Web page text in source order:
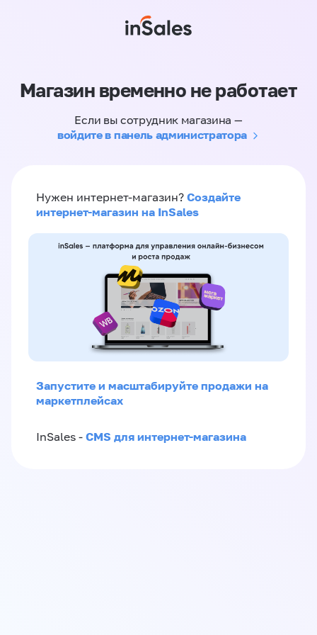
Магазин временно не работает
Если вы сотрудник магазина —
войдите в панель администратора
Нужен интернет-магазин? Создайте
интернет-магазин на InSales
Запустите и масштабируйте продажи на
маркетплейсах
InSales - CMS для интернет-магазина